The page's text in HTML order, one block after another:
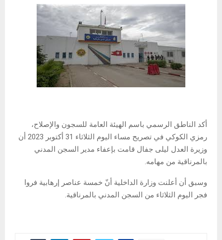
أكد الناطق الرسمي باسم الهيئة العامة للسجون والإصلاح،
رمزي الكوكي في تصريح مساء اليوم الثلاثاء 31 أكتوبر 2023 أن
وزيرة العدل ليلى جفال قامت بإعفاء مدير السجن المدني
بالمرناقية من مهامه.
وسبق أن أعلنت وزارة الداخلية أنّ خمسة عناصر إرهابية فروا
فجر اليوم الثلاثاء من السجن المدني بالمرناقية.